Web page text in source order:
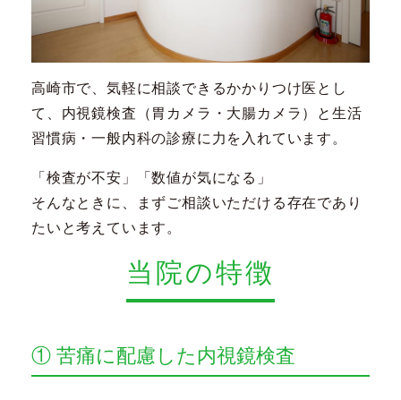
高崎市で、気軽に相談できるかかりつけ医とし
て、 内視鏡検査（胃カメラ・大腸カメラ）と生活
習慣病・一般内科の診療に力を入れています。
「検査が不安」「数値が気になる」
そんなときに、まずご相談いただける存在であり
たいと考えています。
当院の特徴
① 苦痛に配慮した内視鏡検査